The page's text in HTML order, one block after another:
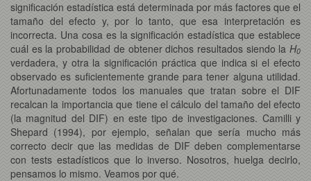
significación estadística está determinada por más factores que el
tamaño del efecto y, por lo tanto, que esa interpretación es
incorrecta. Una cosa es la significación estadística que establece
cuál es la probabilidad de obtener dichos resultados siendo la H0
verdadera, y otra la significación práctica que indica si el efecto
observado es suficientemente grande para tener alguna utilidad.
Afortunadamente todos los manuales que tratan sobre el DIF
recalcan la importancia que tiene el cálculo del tamaño del efecto
(la magnitud del DIF) en este tipo de investigaciones. Camilli y
Shepard (1994), por ejemplo, señalan que sería mucho más
correcto decir que las medidas de DIF deben complementarse
con tests estadísticos que lo inverso. Nosotros, huelga decirlo,
pensamos lo mismo. Veamos por qué.